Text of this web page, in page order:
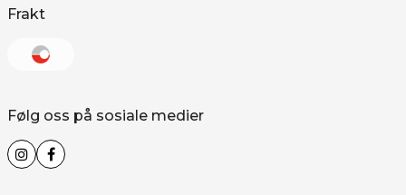
Frakt
Følg oss på sosiale medier